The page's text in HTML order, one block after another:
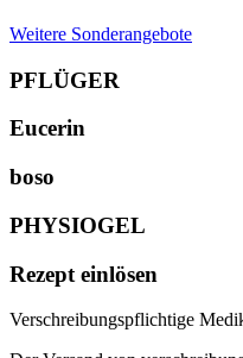
Weitere Sonderangebote
PFLÜGER
Eucerin
boso
PHYSIOGEL
Rezept einlösen
Verschreibungspflichtige